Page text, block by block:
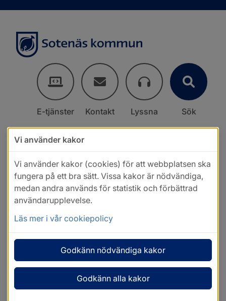
E-tjänster Kontakt Lyssna Sök
Vi använder kakor
Vi använder kakor (cookies) för att webbplatsen ska
fungera på ett bra sätt. Vissa kakor är nödvändiga,
medan andra används för statistik och förbättrad
användarupplevelse.
Läs mer i vår cookiepolicy
Godkänn nödvändiga kakor
Godkänn alla kakor